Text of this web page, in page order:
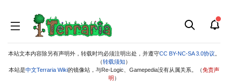
本站文本内容除另有声明外，转载时均必须注明出处，并遵守CC BY-NC-SA 3.0协议
（转载须知 ）
本站是中文Terraria Wiki的镜像站，与Re-Logic、Gamepedia没有从属关系。（免责声
明 ）